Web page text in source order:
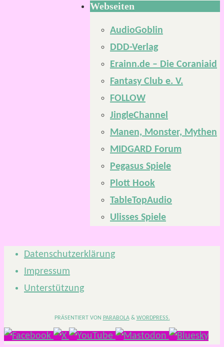
Webseiten
AudioGoblin
DDD-Verlag
Erainn.de – Die Coraniaid
Fantasy Club e. V.
FOLLOW
JingleChannel
Manen, Monster, Mythen
MIDGARD Forum
Pegasus Spiele
Plott Hook
TableTopAudio
Ulisses Spiele
Datenschutzerklärung
Impressum
Unterstützung
PRÄSENTIERT VON PARABOLA& WORDPRESS.